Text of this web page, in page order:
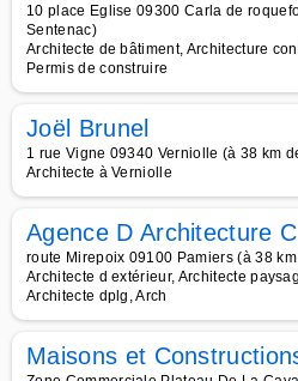
10 place Eglise 09300 Carla de
Sentenac)
Architecte de bâtiment, Architecture
Permis de construire
Joël Brunel
1 rue Vigne 09340 Verniolle (à 38 km
Architecte à Verniolle
Agence D Architecture
route Mirepoix 09100 Pamiers (à 38
Architecte d extérieur, Architecte
Architecte dplg, Arch
Maisons et